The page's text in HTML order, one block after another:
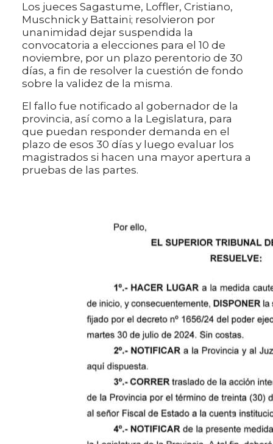
Los jueces Sagastume, Loffler, Cristiano,
Muschnick y Battaini; resolvieron por
unanimidad dejar suspendida la
convocatoria a elecciones para el 10 de
noviembre, por un plazo perentorio de 30
días, a fin de resolver la cuestión de fondo
sobre la validez de la misma.
El fallo fue notificado al gobernador de la
provincia, así como a la Legislatura, para
que puedan responder demanda en el
plazo de esos 30 días y luego evaluar los
magistrados si hacen una mayor apertura a
pruebas de las partes.